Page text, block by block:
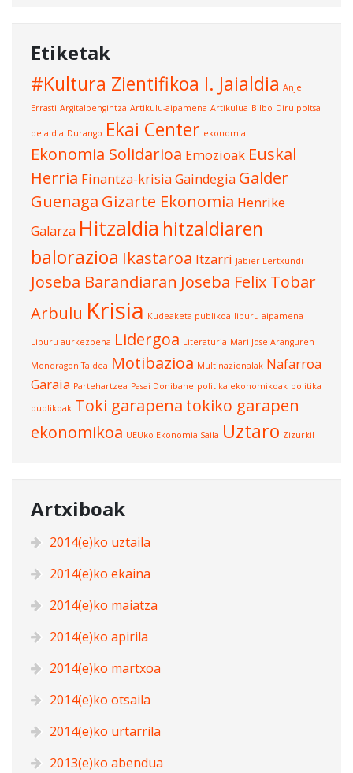
Etiketak
#Kultura Zientifikoa I. Jaialdia Anjel
Errasti Argitalpengintza Artikulu-aipamena Artikulua Bilbo Diru poltsa
deialdia Durango Ekai Center ekonomia
Ekonomia Solidarioa Emozioak Euskal
Herria Finantza-krisia Gaindegia Galder
Guenaga Gizarte Ekonomia Henrike
Galarza Hitzaldia hitzaldiaren
balorazioa Ikastaroa Itzarri Jabier Lertxundi
Joseba Barandiaran Joseba Felix Tobar
Arbulu Krisia Kudeaketa publikoa liburu aipamena
Liburu aurkezpena Lidergoa Literaturia Mari Jose Aranguren
Mondragon Taldea Motibazioa Multinazionalak Nafarroa
Garaia Partehartzea Pasai Donibane politika ekonomikoak politika
publikoak Toki garapena tokiko garapen
ekonomikoa UEUko Ekonomia Saila Uztaro Zizurkil
Artxiboak
2014(e)ko uztaila
2014(e)ko ekaina
2014(e)ko maiatza
2014(e)ko apirila
2014(e)ko martxoa
2014(e)ko otsaila
2014(e)ko urtarrila
2013(e)ko abendua